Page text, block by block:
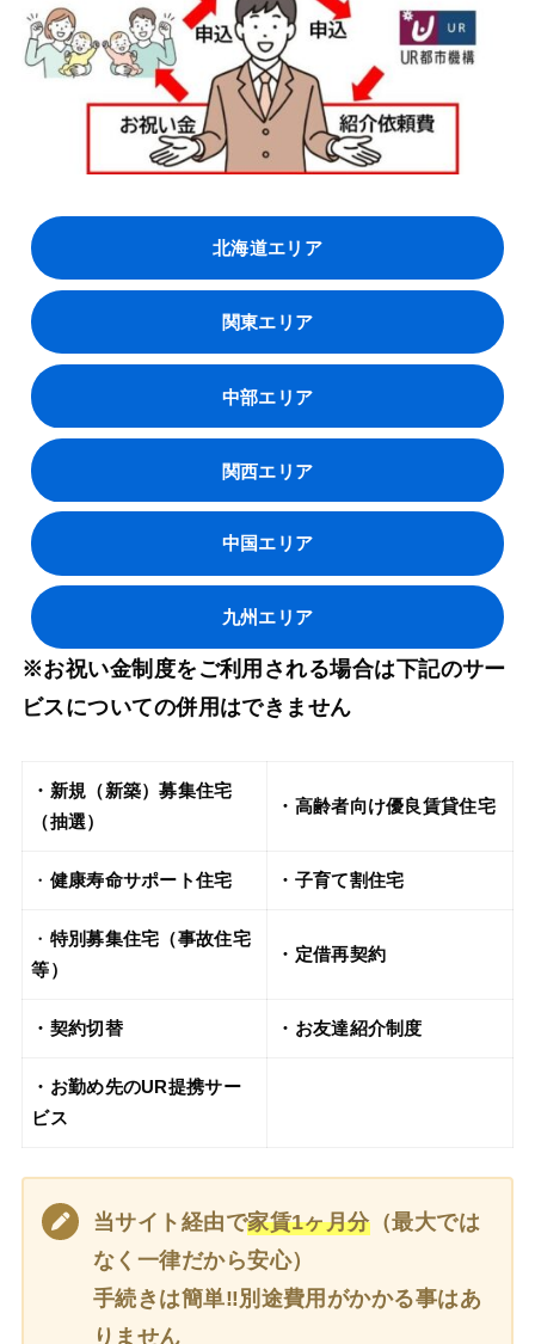
北海道エリア
関東エリア
中部エリア
関西エリア
中国エリア
九州エリア
※お祝い金制度をご利用される場合は下記のサー
ビスについての併用はできません
・新規（新築）募集住宅
（抽選）
・高齢者向け優良賃貸住宅
・ 健康寿命サポート住宅 ・子育て割住宅
・ 特別募集住宅（事故住宅
等）
・定借再契約
・契約切替 ・お友達紹介制度
・お勤め先のUR提携サー
ビス
当サイト経由で家賃1ヶ月分（最大では
なく一律だから安心）
手続きは簡単‼別途費用がかかる事はあ
りません